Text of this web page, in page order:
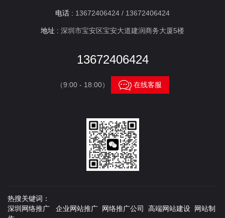
电话 : 13672406424 / 13672406424
地址 : 深圳市宝安区宝安大道建润商务大厦5楼
13672406424
（9:00 - 18:00） 在线客服
热搜关键词：
深圳网络推广 企业网站推广 网络推广公司 高端网站建设 网站制